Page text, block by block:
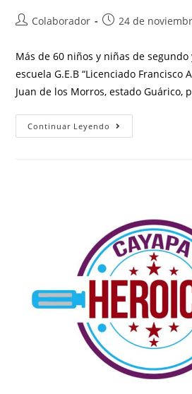
Colaborador 24 de
Más de 60 niños y niñas de
escuela G.E.B “Licenciado Francisco
Juan de los Morros, estado Guárico,
Continuar Leyendo